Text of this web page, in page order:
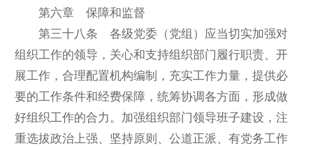
第六章 保障和监督
第三十八条 各级党委（党组）应当切实加强对
组织工作的领导，关心和支持组织部门履行职责、开
展工作，合理配置机构编制，充实工作力量，提供必
要的工作条件和经费保障，统筹协调各方面，形成做
好组织工作的合力。加强组织部门领导班子建设，注
重选拔政治上强、坚持原则、公道正派、有党务工作